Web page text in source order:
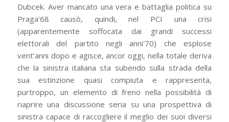
Dubcek. Aver mancato una vera e battaglia politica su
Praga'68 causò, quindi, nel PCI una crisi
(apparentemente soffocata dai grandi successi
elettorali del partito negli anni'70) che esplose
vent'anni dopo e agisce, ancor oggi, nella totale deriva
che la sinistra italiana sta subendo sulla strada della
sua estinzione quasi compiuta e rappresenta,
purtroppo, un elemento di freno nella possibilità di
riaprire una discussione seria su una prospettiva di
sinistra capace di raccogliere il meglio dei suoi diversi